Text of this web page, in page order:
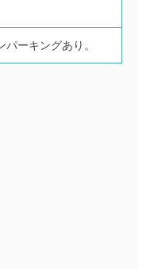
ーキングあり。